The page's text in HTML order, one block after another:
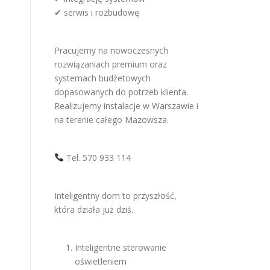
✔ serwis i rozbudowę
Pracujemy na nowoczesnych
rozwiązaniach premium oraz
systemach budżetowych
dopasowanych do potrzeb klienta.
Realizujemy instalacje w Warszawie i
na terenie całego Mazowsza.
Tel. 570 933 114
Inteligentny dom to przyszłość,
która działa już dziś.
Inteligentne sterowanie
oświetleniem